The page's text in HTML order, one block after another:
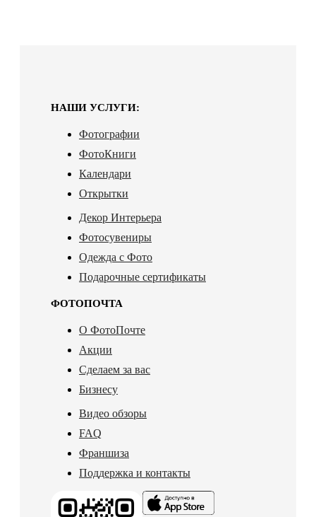
НАШИ УСЛУГИ:
Фотографии
ФотоКниги
Календари
Открытки
Декор Интерьера
Фотосувениры
Одежда с Фото
Подарочные сертификаты
ФОТОПОЧТА
О ФотоПочте
Акции
Сделаем за вас
Бизнесу
Видео обзоры
FAQ
Франшиза
Поддержка и контакты